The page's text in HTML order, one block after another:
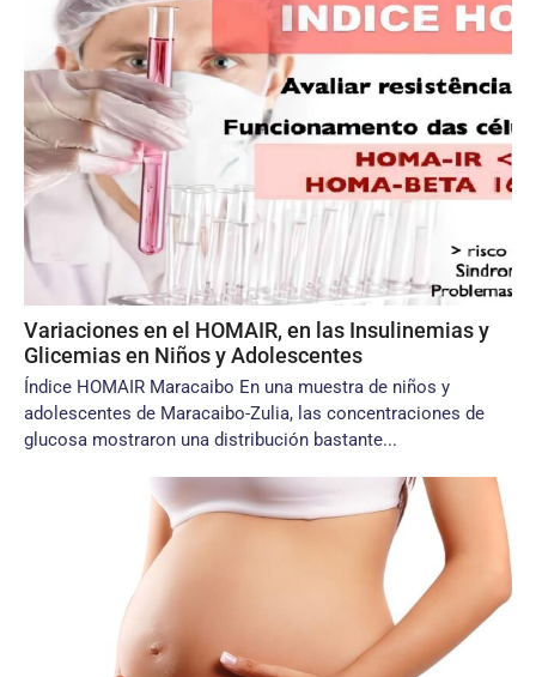
Variaciones en el HOMAIR, en las Insulinemias y
Glicemias en Niños y Adolescentes
Índice HOMAIR Maracaibo En una muestra de niños y
adolescentes de Maracaibo-Zulia, las concentraciones de
glucosa mostraron una distribución bastante...